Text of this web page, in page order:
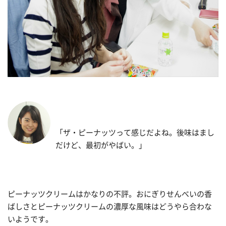
「ザ・ピーナッツって感じだよね。後味はまし
だけど、最初がやばい。」
ピーナッツクリームはかなりの不評。おにぎりせんべいの香
ばしさとピーナッツクリームの濃厚な風味はどうやら合わな
いようです。